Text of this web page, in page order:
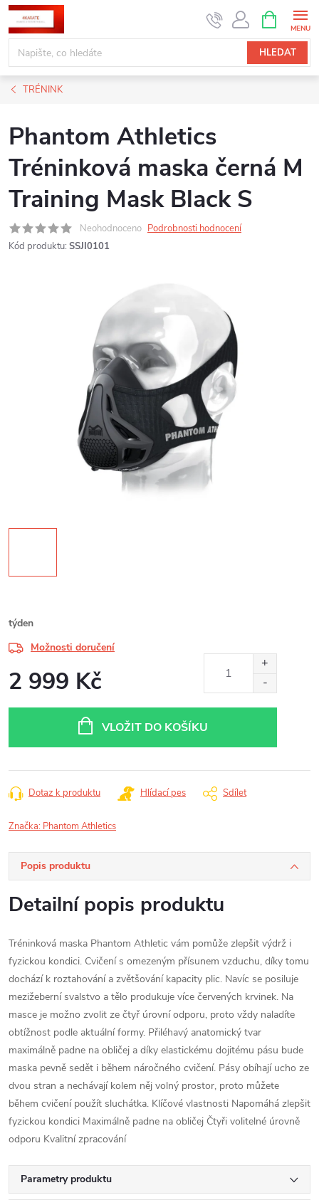
Přejít
na
obsah
HLEDAT
NÁKUPNÍ
KOŠÍK
TRÉNINK
Phantom Athletics
Tréninková maska černá M
Training Mask Black S
Neohodnoceno Podrobnosti hodnocení
Kód produktu: SSJI0101
týden
Možnosti doručení
2 999 Kč
VLOŽIT DO KOŠÍKU
Dotaz k produktu Hlídací pes Sdílet
Značka: Phantom Athletics
Popis produktu
Detailní popis produktu
Tréninková maska Phantom Athletic vám pomůže zlepšit výdrž i
fyzickou kondici. Cvičení s omezeným přísunem vzduchu, díky tomu
dochází k roztahování a zvětšování kapacity plic. Navíc se posiluje
mezižeberní svalstvo a tělo produkuje více červených krvinek. Na
masce je možno zvolit ze čtyř úrovní odporu, proto vždy naladíte
obtížnost podle aktuální formy. Přiléhavý anatomický tvar
maximálně padne na obličej a díky elastickému dojitému pásu bude
maska pevně sedět i během náročného cvičení. Pásy obíhají ucho ze
dvou stran a nechávají kolem něj volný prostor, proto můžete
během cvičení použít sluchátka. Klíčové vlastnosti Napomáhá zlepšit
fyzickou kondici Maximálně padne na obličej Čtyři volitelné úrovně
odporu Kvalitní zpracování
Parametry produktu